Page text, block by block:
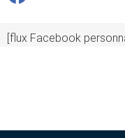
[flux Facebook